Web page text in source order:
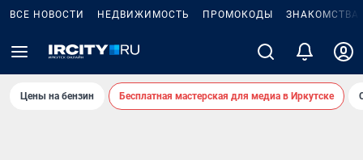
ВСЕ НОВОСТИ НЕДВИЖИМОСТЬ ПРОМОКОДЫ ЗНАКОМСТВА
Цены на бензин Бесплатная мастерская для медиа в Иркутске